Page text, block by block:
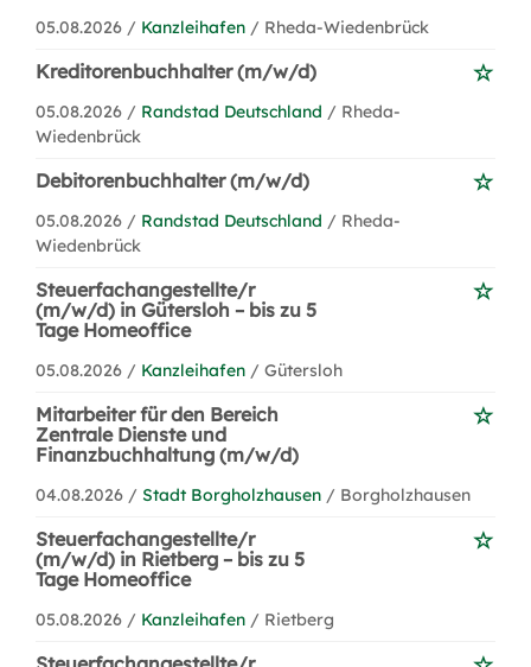
05.08.2026 / Kanzleihafen / Rheda-Wiedenbrück
Kreditorenbuchhalter (m/w/d)
05.08.2026 / Randstad Deutschland / Rheda-
Wiedenbrück
Debitorenbuchhalter (m/w/d)
05.08.2026 / Randstad Deutschland / Rheda-
Wiedenbrück
Steuerfachangestellte/r
(m/w/d) in Gütersloh – bis zu 5
Tage Homeoffice
05.08.2026 / Kanzleihafen / Gütersloh
Mitarbeiter für den Bereich
Zentrale Dienste und
Finanzbuchhaltung (m/w/d)
04.08.2026 / Stadt Borgholzhausen / Borgholzhausen
Steuerfachangestellte/r
(m/w/d) in Rietberg – bis zu 5
Tage Homeoffice
05.08.2026 / Kanzleihafen / Rietberg